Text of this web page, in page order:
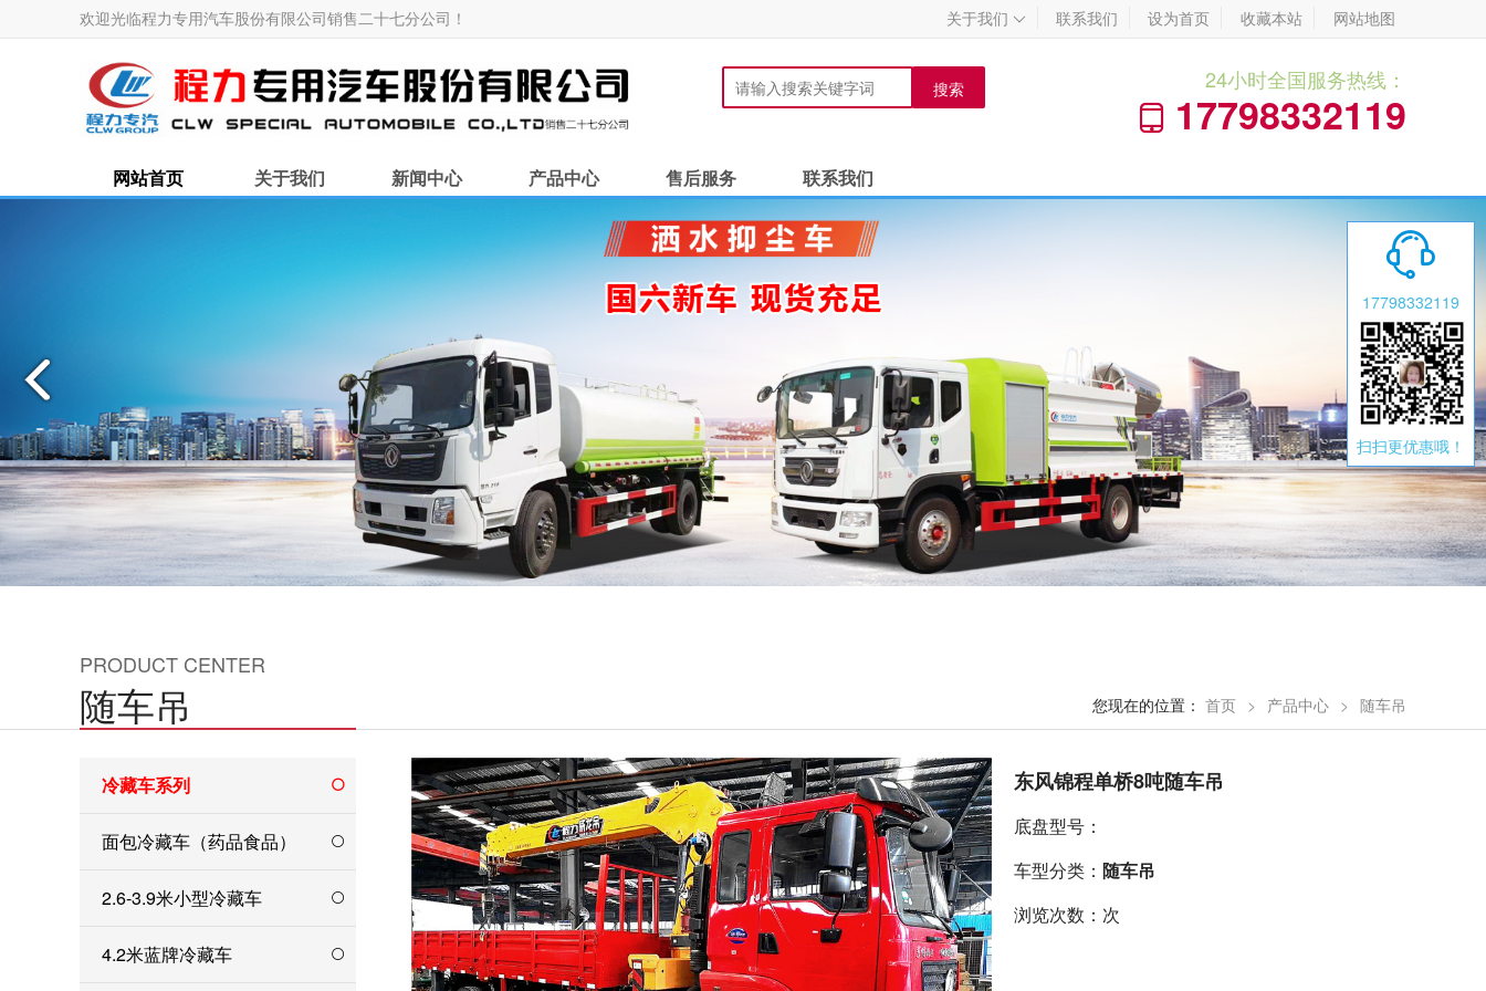
欢迎光临程力专用汽车股份有限公司销售二十七分公司！ 关于我们  联系我们 设为首页 收藏本站 网站地图
搜索
24小时全国服务热线：
 17798332119
网站首页 关于我们 新闻中心 产品中心 售后服务 联系我们
PRODUCT CENTER
随车吊 您现在的位置： 首页 > 产品中心 > 随车吊
冷藏车系列
面包冷藏车（药品食品）
2.6-3.9米小型冷藏车
4.2米蓝牌冷藏车
东风锦程单桥8吨随车吊
底盘型号：
车型分类： 随车吊
浏览次数：次

17798332119
扫扫更优惠哦！